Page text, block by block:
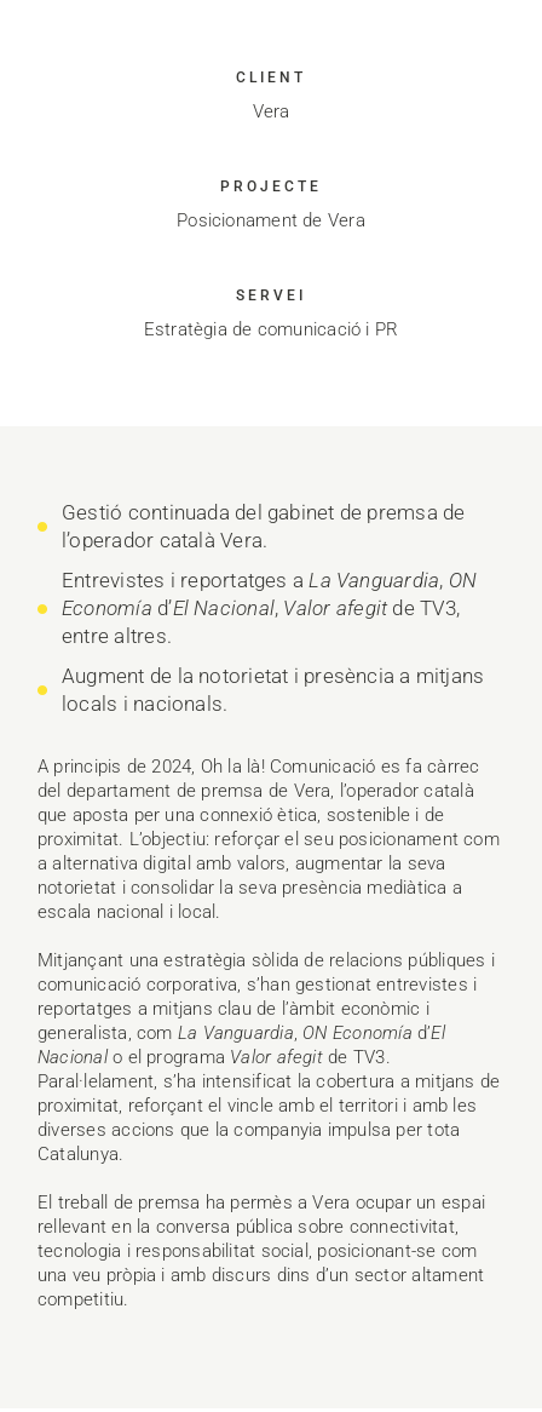
CLIENT
Vera
PROJECTE
Posicionament de Vera
SERVEI
Estratègia de comunicació i PR
Gestió continuada del gabinet de premsa de
l’operador català Vera.
Entrevistes i reportatges aLa Vanguardia, ON
Economía d’El Nacional, Valor afegitde TV3,
entre altres.
Augment de la notorietat i presència a mitjans
locals i nacionals.
A principis de 2024, Oh la là! Comunicació es fa càrrec
del departament de premsa de Vera, l’operador català
que aposta per una connexió ètica, sostenible i de
proximitat. L’objectiu: reforçar el seu posicionament com
a alternativa digital amb valors, augmentar la seva
notorietat i consolidar la seva presència mediàtica a
escala nacional i local.
Mitjançant una estratègia sòlida de relacions públiques i
comunicació corporativa, s’han gestionat entrevistes i
reportatges a mitjans clau de l’àmbit econòmic i
generalista, com La Vanguardia, ON Economía d’El
Nacionalo el programa Valor afegitde TV3.
Paral·lelament, s’ha intensificat la cobertura a mitjans de
proximitat, reforçant el vincle amb el territori i amb les
diverses accions que la companyia impulsa per tota
Catalunya.
El treball de premsa ha permès a Vera ocupar un espai
rellevant en la conversa pública sobre connectivitat,
tecnologia i responsabilitat social, posicionant-se com
una veu pròpia i amb discurs dins d’un sector altament
competitiu.